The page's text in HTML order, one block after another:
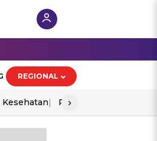
REGIONAL
Kesehatan Perang As-Iran
›